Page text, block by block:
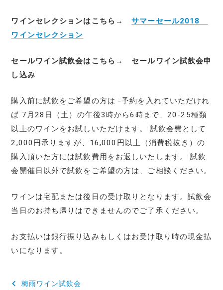
ワインセレクションはこちら→サマーセール2018
ワインセレクション
セールワイン試飲会はこちら→ セールワイン試飲会申
し込み
購入前に試飲をご希望の方は -予約を入れていただけれ
ば 7月28日（土）の午後3時から6時まで、20-25種類
以上のワインをお試しいただけます。 試飲会費として
2,000円承りますが、16,000円以上（消費税抜き）の
購入頂いた方には試飲費用をお返しいたします。 試飲
会開催日以外で試飲をご希望の方は、ご相談ください。
ワインは宅配または後日の受け取りとなります。試飲会
当日のお持ち帰りはできませんのでご了承ください。
お支払いは銀行振り込みもしくはお受け取り時の現金払
いになります。
投 梅雨ワイン試飲会